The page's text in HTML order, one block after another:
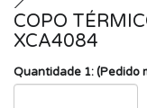
COPO
XCA4084
Quantidade 1: (Pedido